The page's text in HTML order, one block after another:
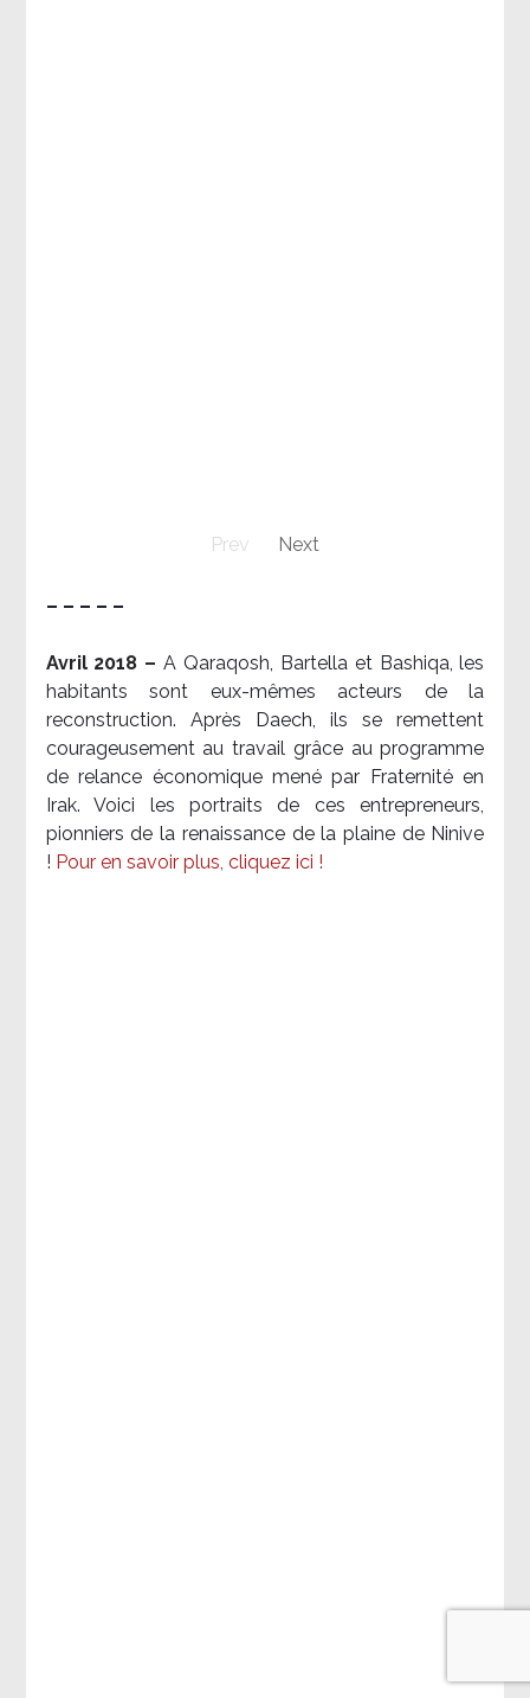
Prev Next
– – – – –
Avril 2018 –A Qaraqosh, Bartella et Bashiqa, les
habitants sont eux-mêmes acteurs de la
reconstruction. Après Daech, ils se remettent
courageusement au travail grâce au programme
de relance économique mené par Fraternité en
Irak. Voici les portraits de ces entrepreneurs,
pionniers de la renaissance de la plaine de Ninive
! Pour en savoir plus, cliquez ici !